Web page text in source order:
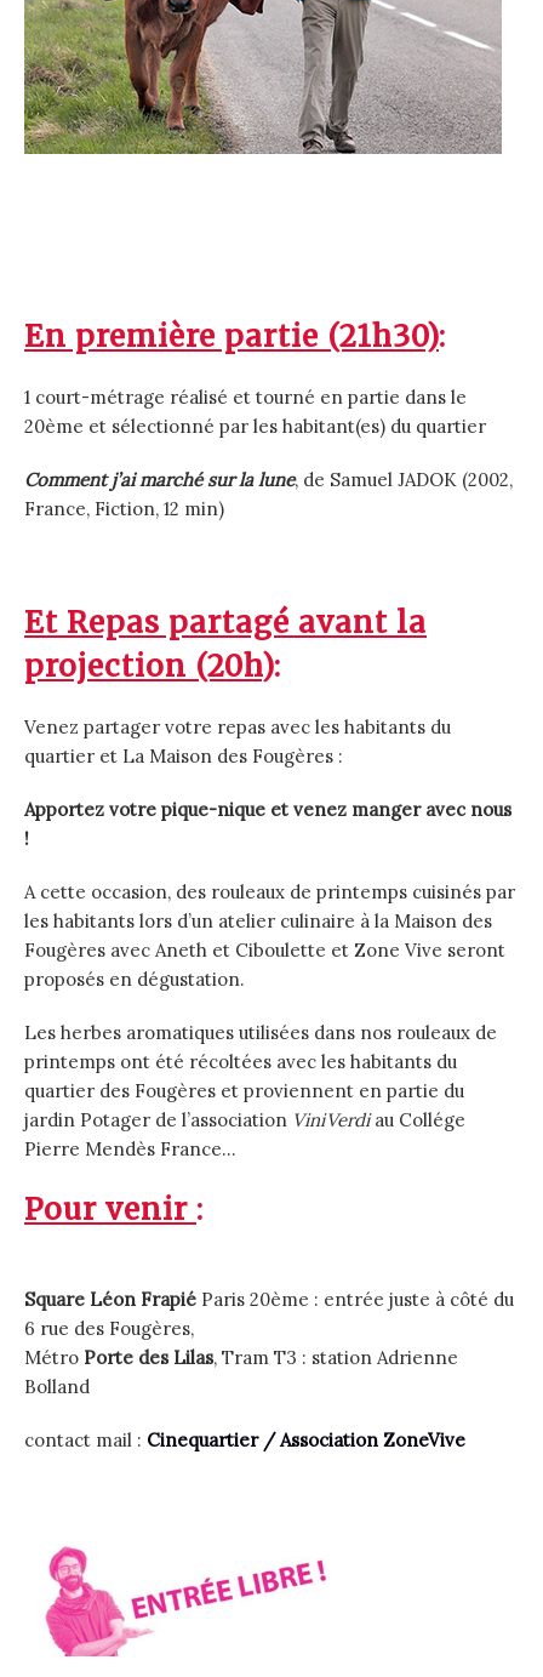
En première partie (21h30):
1 court-métrage réalisé et tourné en partie dans le
20ème et sélectionné par les habitant(es) du quartier
Comment j’ai marché sur la lune, de Samuel JADOK (2002,
France, Fiction, 12 min)
Et Repas partagé avant la
projection (20h):
Venez partager votre repas avec les habitants du
quartier et La Maison des Fougères :
Apportez votre pique-nique et venez manger avec nous
!
A cette occasion, des rouleaux de printemps cuisinés par
les habitants lors d’un atelier culinaire à la Maison des
Fougères avec Aneth et Ciboulette et Zone Vive seront
proposés en dégustation.
Les herbes aromatiques utilisées dans nos rouleaux de
printemps ont été récoltées avec les habitants du
quartier des Fougères et proviennent en partie du
jardin Potager de l’association ViniVerdiau Collége
Pierre Mendès France…
Pour venir :
Square Léon Frapié Paris 20ème : entrée juste à côté du
6 rue des Fougères,
Métro Porte des Lilas, Tram T3 : station Adrienne
Bolland
contact mail : Cinequartier / Association ZoneVive